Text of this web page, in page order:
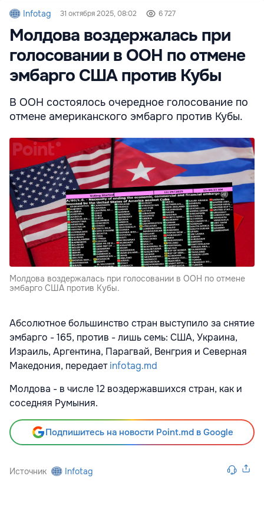
Infotag 31 октября 2025, 08:02 6 727
Молдова воздержалась при
голосовании в ООН по отмене
эмбарго США против Кубы
В ООН состоялось очередное голосование по
отмене американского эмбарго против Кубы.
Молдова воздержалась при голосовании в ООН по отмене
эмбарго США против Кубы.
Абсолютное большинство стран выступило за снятие
эмбарго - 165, против - лишь семь: США, Украина,
Израиль, Аргентина, Парагвай, Венгрия и Северная
Македония, передаетinfotag.md
Молдова - в числе 12 воздержавшихся стран, как и
соседняя Румыния.
Подпишитесь на новости Point.md в Google
Источник Infotag